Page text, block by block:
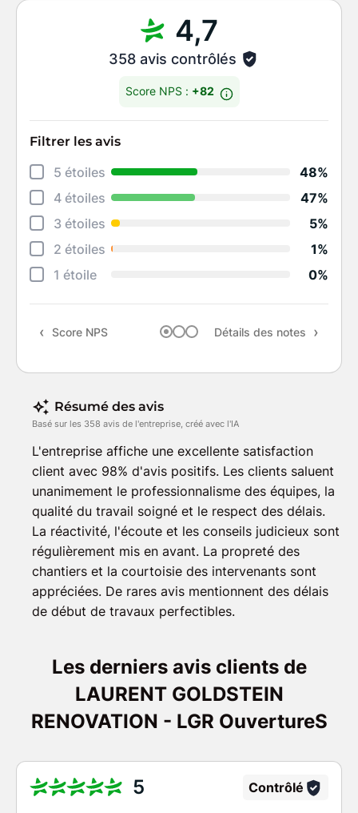
4,7
358 avis contrôlés
Score NPS : +82
Filtrer les avis
5 étoiles
48%
4 étoiles
47%
3 étoiles
5%
2 étoiles
1%
1 étoile
0%
Score NPS Détails des notes
Résumé des avis
Basé sur les 358 avis de l'entreprise, créé avec l'IA
L'entreprise affiche une excellente satisfaction
client avec 98% d'avis positifs. Les clients saluent
unanimement le professionnalisme des équipes, la
qualité du travail soigné et le respect des délais.
La réactivité, l'écoute et les conseils judicieux sont
régulièrement mis en avant. La propreté des
chantiers et la courtoisie des intervenants sont
appréciées. De rares avis mentionnent des délais
de début de travaux perfectibles.
Les derniers avis clients de
LAURENT GOLDSTEIN
RENOVATION - LGR OuvertureS
5 Contrôlé